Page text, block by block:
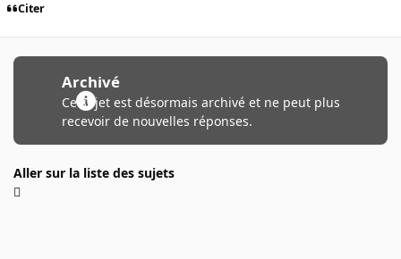
Citer
Archivé
Ce sujet est désormais archivé et ne peut plus
recevoir de nouvelles réponses.
Aller sur la liste des sujets